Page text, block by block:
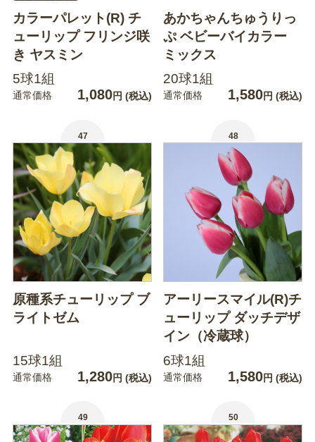
カラーパレット(R) チ
ューリップ フリンジ咲
き ヤスミン
5球1組
通常価格 1,080円 (税込)
あかちゃんちゅうりっ
ぷ ベビーバイカラー
ミックス
20球1組
通常価格 1,580円 (税込)
47
原種系チューリップ ブ
ライトゼム
15球1組
通常価格 1,280円 (税込)
48
アーリースマイル(R)チ
ューリップ ダッチデザ
イン（冷蔵球）
6球1組
通常価格 1,580円 (税込)
49 50